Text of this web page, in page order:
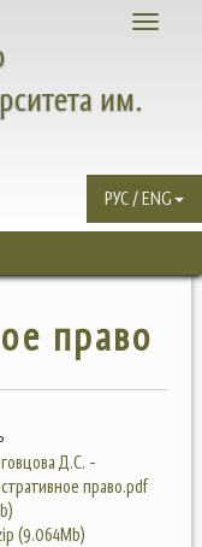
Toggle
им.
РУС / ENG
право
Д.С. -
право.pdf
(9.064Mb)